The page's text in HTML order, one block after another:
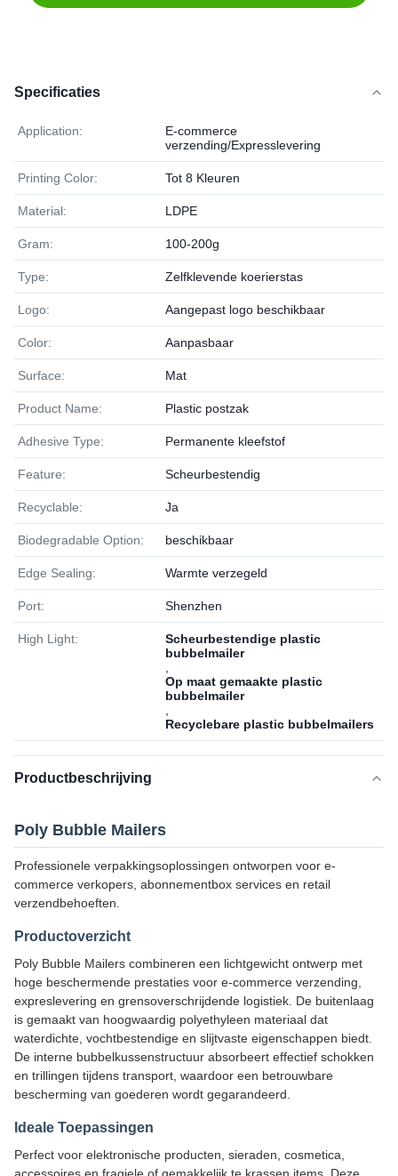
Specificaties
Application:
E-commerce
verzending/Expresslevering
Printing Color: Tot 8 Kleuren
Material: LDPE
Gram: 100-200g
Type: Zelfklevende koerierstas
Logo: Aangepast logo beschikbaar
Color: Aanpasbaar
Surface: Mat
Product Name: Plastic postzak
Adhesive Type: Permanente kleefstof
Feature: Scheurbestendig
Recyclable: Ja
Biodegradable Option: beschikbaar
Edge Sealing: Warmte verzegeld
Port: Shenzhen
High Light:
Scheurbestendige plastic
bubbelmailer
Op maat gemaakte plastic
bubbelmailer
Recyclebare plastic bubbelmailers
Productbeschrijving
Poly Bubble Mailers
Professionele verpakkingsoplossingen ontworpen voor e-
commerce verkopers, abonnementbox services en retail
verzendbehoeften.
Productoverzicht
Poly Bubble Mailers combineren een lichtgewicht ontwerp met
hoge beschermende prestaties voor e-commerce verzending,
expreslevering en grensoverschrijdende logistiek. De buitenlaag
is gemaakt van hoogwaardig polyethyleen materiaal dat
waterdichte, vochtbestendige en slijtvaste eigenschappen biedt.
De interne bubbelkussenstructuur absorbeert effectief schokken
en trillingen tijdens transport, waardoor een betrouwbare
bescherming van goederen wordt gegarandeerd.
Ideale Toepassingen
Perfect voor elektronische producten, sieraden, cosmetica,